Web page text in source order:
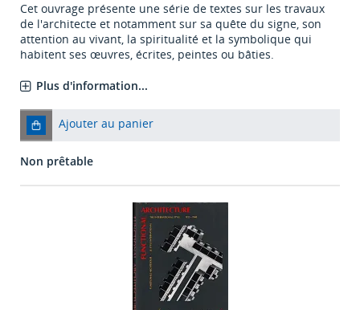
Cet ouvrage présente une série de textes sur les travaux
de l'architecte et notamment sur sa quête du signe, son
attention au vivant, la spiritualité et la symbolique qui
habitent ses œuvres, écrites, peintes ou bâties.
Plus d'information...
Ajouter au panier
Non prêtable